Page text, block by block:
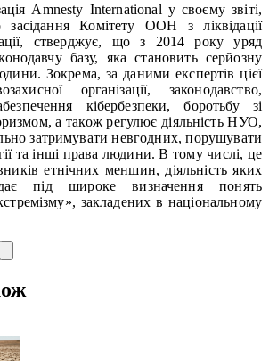
Amnesty International у своєму звіті,
засідання Комітету ООН з ліквідації
стверджує, що з 2014 року уряд
базу, яка становить серйозну
Зокрема, за даними експертів цієї
організації, законодавство,
кібербезпеки, боротьбу зі
а також регулює діяльність НУО,
затримувати невгодних, порушувати
та інші права людини. В тому числі, це
етнічних меншин, діяльність яких
під широке визначення понять
закладених в національному